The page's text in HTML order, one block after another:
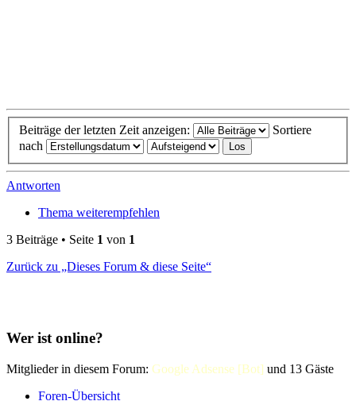
Beiträge der letzten Zeit anzeigen:
Sortiere
nach
Antworten
Thema weiterempfehlen
3 Beiträge • Seite 1 von 1
Zurück zu „Dieses Forum & diese Seite“
Wer ist online?
Mitglieder in diesem Forum: Google Adsense [Bot] und 13 Gäste
Foren-Übersicht